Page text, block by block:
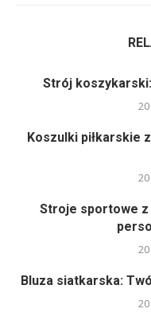
Strój
Koszulki piłkarskie
Stroje sportowe z
Bluza siatkarska: